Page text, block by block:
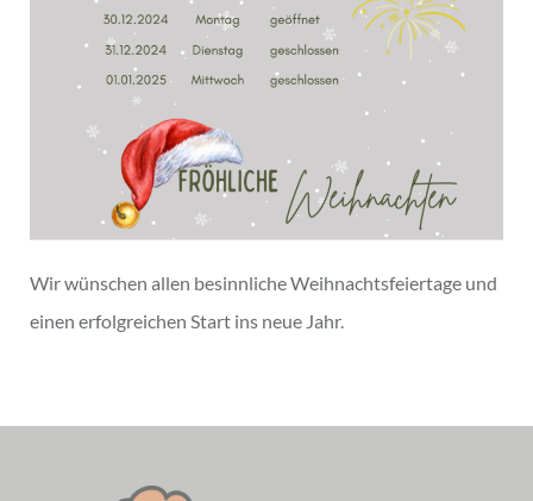
Wir wünschen allen besinnliche Weihnachtsfeiertage und
einen erfolgreichen Start ins neue Jahr.